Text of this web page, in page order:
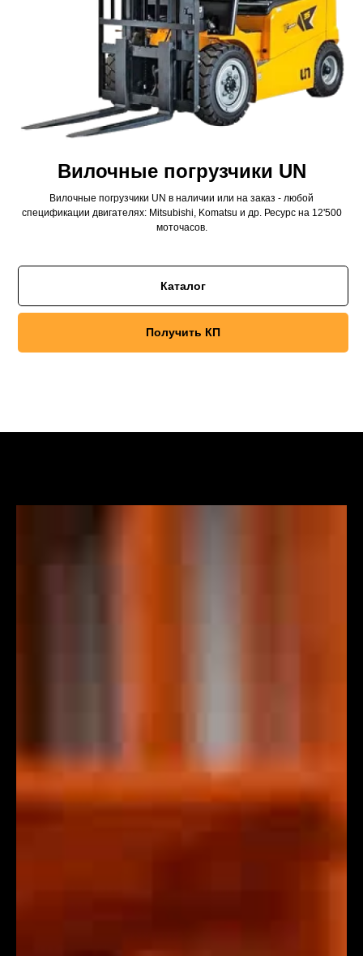
Вилочные погрузчики UN
Вилочные погрузчики UN в наличии или на заказ - любой
спецификации двигателях: Mitsubishi, Komatsu и др. Ресурс на 12'500
моточасов.
Каталог
Получить КП